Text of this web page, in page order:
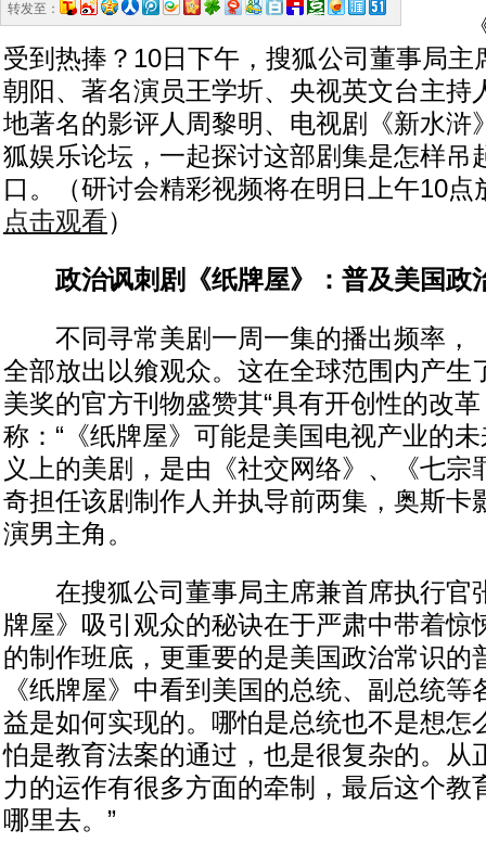
转发至：
《
受到热捧？10日下午，搜狐公司董事局主
朝阳、著名演员王学圻、央视英文台主持
地著名的影评人周黎明、电视剧《新水浒
狐娱乐论坛，一起探讨这部剧集是怎样吊
口。（研讨会精彩视频将在明日上午10点
点击观看）
政治讽刺剧《纸牌屋》：普及美国政
不同寻常美剧一周一集的播出频率，
全部放出以飨观众。这在全球范围内产生
美奖的官方刊物盛赞其“具有开创性的改
称：“《纸牌屋》可能是美国电视产业的
义上的美剧，是由《社交网络》、《七宗
奇担任该剧制作人并执导前两集，奥斯卡
演男主角。
在搜狐公司董事局主席兼首席执行官
牌屋》吸引观众的秘诀在于严肃中带着惊
的制作班底，更重要的是美国政治常识的
《纸牌屋》中看到美国的总统、副总统等
益是如何实现的。哪怕是总统也不是想怎
怕是教育法案的通过，也是很复杂的。从
力的运作有很多方面的牵制，最后这个教
哪里去。”